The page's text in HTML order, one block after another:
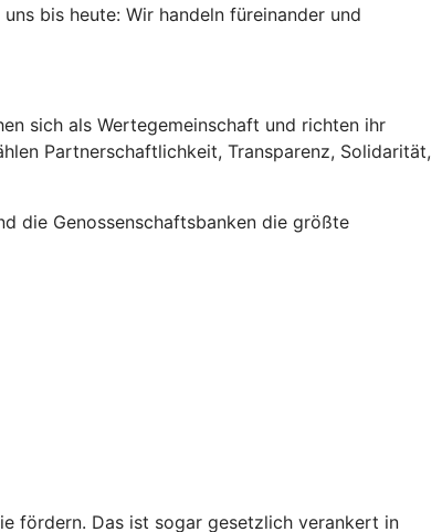
bis heute: Wir handeln füreinander und
sich als Wertegemeinschaft und richten ihr
Partnerschaftlichkeit, Transparenz, Solidarität,
die Genossenschaftsbanken die größte
fördern. Das ist sogar gesetzlich verankert in